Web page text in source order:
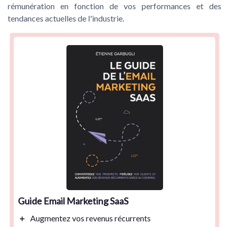
rémunération en fonction de vos performances et des
tendances actuelles de l'industrie.
Guide Email Marketing SaaS
＋ Augmentez vos revenus récurrents